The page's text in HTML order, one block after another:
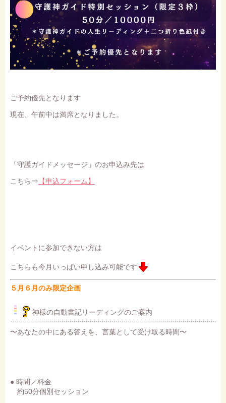
ご予約優先となります
現在、午前中は満席となりました。
「守護ガイドメッセージ」のお申込み先は
こちら⇒ 【申込フォーム】
イベントに参加できない方は
こちらも今月いっぱい申し込み可能です
５月６月のみ限定企画
神様の自動書記リーディングのご案内
〜あなたの中にある答えを、言葉として受け取る時間〜
● 時間／料金
約50分個別セッション